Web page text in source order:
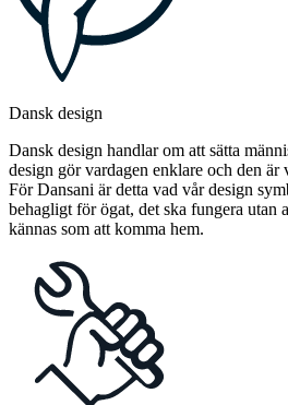
Dansk design
Dansk design handlar om att sätta
design gör vardagen enklare och den är
För Dansani är detta vad vår design
behagligt för ögat, det ska fungera utan
kännas som att komma hem.